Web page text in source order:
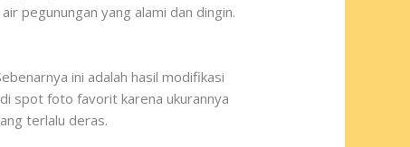
pegunungan yang alami dan dingin.
ini adalah hasil modifikasi
spot foto favorit karena ukurannya
terlalu deras.